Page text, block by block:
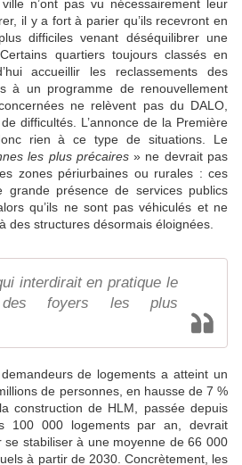
n’ont pas vu nécessairement leur
il y a fort à parier qu’ils recevront en
difficiles venant déséquilibrer une
quartiers toujours classés en
accueillir les reclassements des
à un programme de renouvellement
ne relèvent pas du DALO,
difficultés. L’annonce de la Première
rien à ce type de situations. Le
les plus précaires» ne devrait pas
zones périurbaines ou rurales : ces
grande présence de services publics
qu’ils ne sont pas véhiculés et ne
des structures désormais éloignées.
interdirait en pratique le
des foyers les plus
de logements a atteint un
de personnes, en hausse de 7 %
construction de HLM, passée depuis
100 000 logements par an, devrait
stabiliser à une moyenne de 66 000
à partir de 2030. Concrètement, les